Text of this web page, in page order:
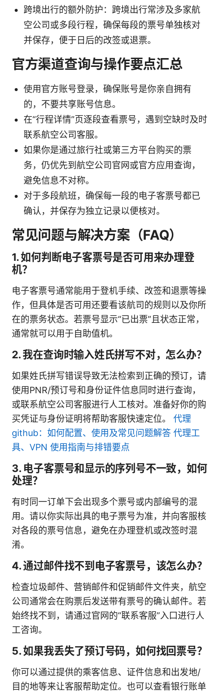
跨境出行的额外防护：跨境出行常涉及多家航
空公司或多段行程，确保每段的票号单独核对
并保存，便于日后的改签或退票。
官方渠道查询与操作要点汇总
使用官方账号登录，确保账号是你亲自拥有
的，不要共享账号信息。
在“行程详情”页逐段查看票号，遇到空缺时及时
联系航空公司客服。
如果你是通过旅行社或第三方平台购买的票
务，仍优先到航空公司官网或官方应用查询，
避免信息不对称。
对于多段航班，确保每一段的电子客票号都已
确认，并保存为独立记录以便核对。
常见问题与解决方案（FAQ）
1. 如何判断电子客票号是否可用来办理登
机？
电子客票号通常能用于登机手续、改签和退票等操
作，但具体是否可用还要看该航司的规则以及你所
在的票务状态。若票号显示“已出票”且状态正常，
通常就可以用于自助值机。
2. 我在查询时输入姓氏拼写不对，怎么办？
如果姓氏拼写错误导致无法检索到正确的预订，请
使用PNR/预订号和身份证件信息同时进行查询，
或联系航空公司客服进行人工核对。准备好你的购
买凭证与身份证明将帮助客服快速定位。 代理
github：如何配置、使用及常见问题解答 代理工
具、VPN 使用指南与排错要点
3. 电子客票号和显示的序列号不一致，如何
处理？
有时同一订单下会出现多个票号或内部编号的混
用。请以你实际出具的电子票号为准，并向客服核
对各段的票号信息，避免在办理登机或改签时混
淆。
4. 通过邮件找不到电子客票号，该怎么办？
检查垃圾邮件、营销邮件和促销邮件文件夹，航空
公司通常会在购票后发送带有票号的确认邮件。若
始终找不到，请通过官网的“联系客服”入口进行人
工咨询。
5. 如果我丢失了预订号码，如何找回票号？
你可以通过提供的乘客信息、证件信息和出发地/
目的地等来让客服帮助定位。也可以查看银行账单